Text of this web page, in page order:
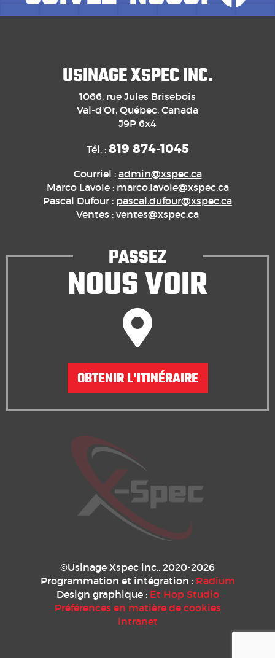
USINAGE XSPEC INC.
1066, rue Jules Brisebois
Val-d'Or, Québec, Canada
J9P 6x4
Tél. : 819 874-1045
Courriel : admin@xspec.ca
Marco Lavoie : marco.lavoie@xspec.ca
Pascal Dufour : pascal.dufour@xspec.ca
Ventes : ventes@xspec.ca
PASSEZ
NOUS VOIR
OBTENIR L'ITINÉRAIRE
©Usinage Xspec inc., 2020-2026
Programmation et intégration : Radium
Design graphique : Et Hop Studio
Préférences en matière de cookies
Intranet